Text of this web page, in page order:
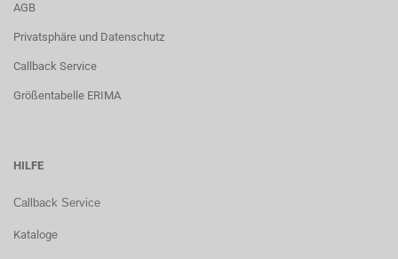
AGB
Privatsphäre und Datenschutz
Callback Service
Größentabelle ERIMA
HILFE
Callback Service
Kataloge